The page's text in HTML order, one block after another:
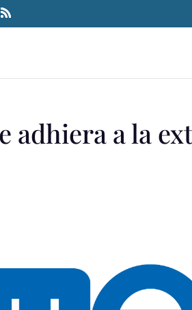
adhiera a la